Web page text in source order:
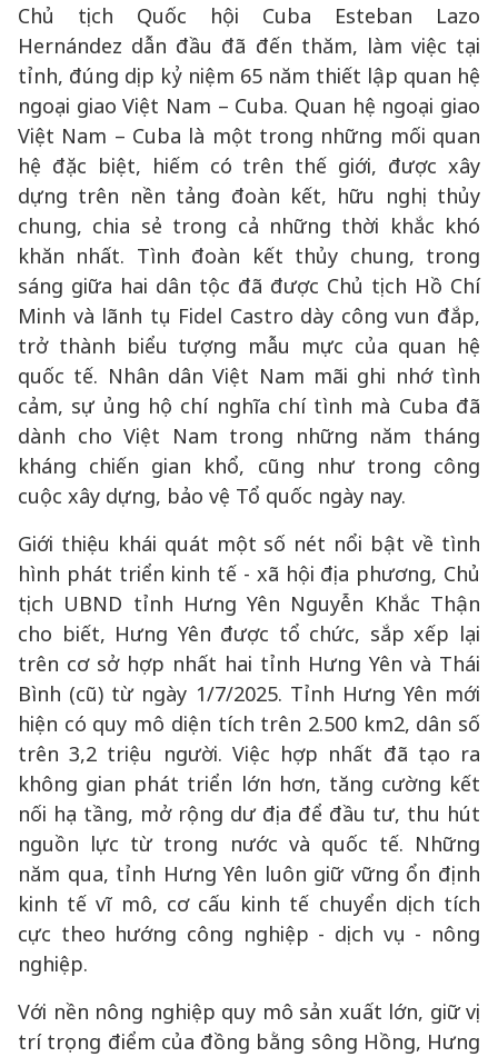
Chủ tịch Quốc hội Cuba Esteban Lazo
Hernández dẫn đầu đã đến thăm, làm việc tại
tỉnh, đúng dịp kỷ niệm 65 năm thiết lập quan hệ
ngoại giao Việt Nam – Cuba. Quan hệ ngoại giao
Việt Nam – Cuba là một trong những mối quan
hệ đặc biệt, hiếm có trên thế giới, được xây
dựng trên nền tảng đoàn kết, hữu nghị thủy
chung, chia sẻ trong cả những thời khắc khó
khăn nhất. Tình đoàn kết thủy chung, trong
sáng giữa hai dân tộc đã được Chủ tịch Hồ Chí
Minh và lãnh tụ Fidel Castro dày công vun đắp,
trở thành biểu tượng mẫu mực của quan hệ
quốc tế. Nhân dân Việt Nam mãi ghi nhớ tình
cảm, sự ủng hộ chí nghĩa chí tình mà Cuba đã
dành cho Việt Nam trong những năm tháng
kháng chiến gian khổ, cũng như trong công
cuộc xây dựng, bảo vệ Tổ quốc ngày nay.
Giới thiệu khái quát một số nét nổi bật về tình
hình phát triển kinh tế - xã hội địa phương, Chủ
tịch UBND tỉnh Hưng Yên Nguyễn Khắc Thận
cho biết, Hưng Yên được tổ chức, sắp xếp lại
trên cơ sở hợp nhất hai tỉnh Hưng Yên và Thái
Bình (cũ) từ ngày 1/7/2025. Tỉnh Hưng Yên mới
hiện có quy mô diện tích trên 2.500 km2, dân số
trên 3,2 triệu người. Việc hợp nhất đã tạo ra
không gian phát triển lớn hơn, tăng cường kết
nối hạ tầng, mở rộng dư địa để đầu tư, thu hút
nguồn lực từ trong nước và quốc tế. Những
năm qua, tỉnh Hưng Yên luôn giữ vững ổn định
kinh tế vĩ mô, cơ cấu kinh tế chuyển dịch tích
cực theo hướng công nghiệp - dịch vụ - nông
nghiệp.
Với nền nông nghiệp quy mô sản xuất lớn, giữ vị
trí trọng điểm của đồng bằng sông Hồng, Hưng